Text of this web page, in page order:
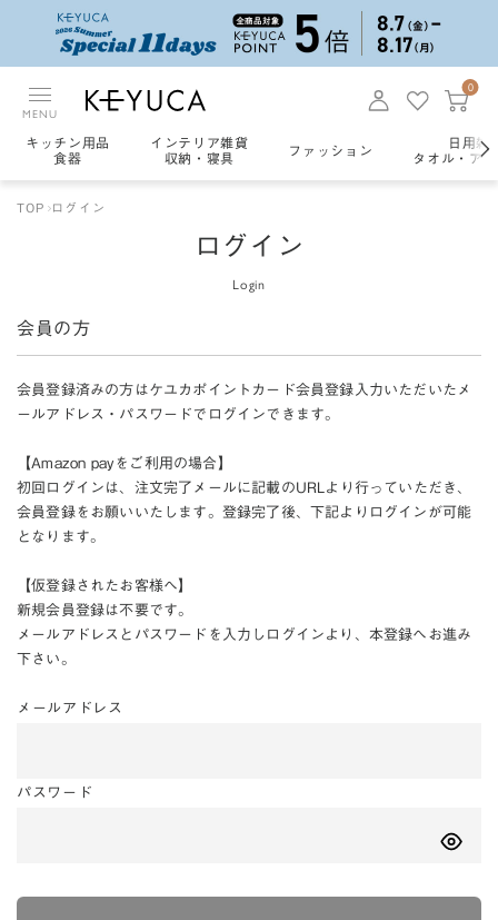
MENU
0
キッチン用品
食器
インテリア雑貨
収納・寝具
ファッション
日用雑
タオル・ア
TOP ログイン
ログイン
Login
会員の方
会員登録済みの方はケユカポイントカード会員登録入力いただいたメ
ールアドレス・パスワードでログインできます。
【Amazon payをご利用の場合】
初回ログインは、注文完了メールに記載のURLより行っていただき、
会員登録をお願いいたします。登録完了後、下記よりログインが可能
となります。
【仮登録されたお客様へ】
新規会員登録は不要です。
メールアドレスとパスワードを入力しログインより、本登録へお進み
下さい。
メールアドレス
パスワード